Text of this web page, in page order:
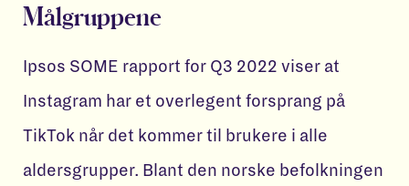
Målgruppene
Ipsos SOME rapport for Q3 2022 viser at
Instagram har et overlegent forsprang på
TikTok når det kommer til brukere i alle
aldersgrupper. Blant den norske befolkningen